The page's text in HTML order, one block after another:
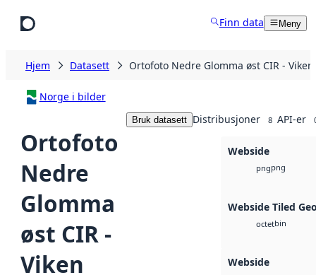
Finn data Meny
Hjem Datasett Ortofoto Nedre Glomma øst CIR -
Norge i bilder
Ortofoto
Nedre
Glomma
øst CIR -
Viken
Bruk datasett Distribusjoner 8 API-er
Webside
pngpng
Webside Tiled
octetbin
Webside